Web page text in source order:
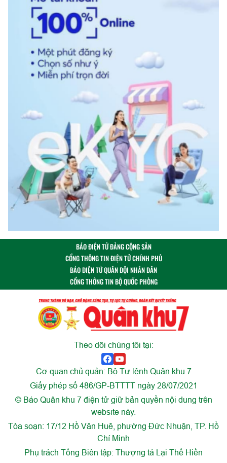
BÁO ĐIỆN TỬ ĐẢNG CỘNG SẢN
CỔNG THÔNG TIN ĐIỆN TỬ CHÍNH PHỦ
BÁO ĐIỆN TỬ QUÂN ĐỘI NHÂN DÂN
CỔNG THÔNG TIN BỘ QUỐC PHÒNG
Theo dõi chúng tôi tại:
Cơ quan chủ quản: Bộ Tư lệnh Quân khu 7
Giấy phép số 486/GP-BTTTT ngày 28/07/2021
© Báo Quân khu 7 điện tử giữ bản quyền nội dung trên
website này.
Tòa soạn: 17/12 Hồ Văn Huê, phường Đức Nhuận, TP. Hồ
Chí Minh
Phụ trách Tổng Biên tập: Thượng tá Lại Thế Hiền